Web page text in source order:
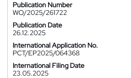
Publication Number
WO/2025/261722
Publication Date
26.12.2025
International Application No.
PCT/EP2025/064368
International Filing Date
23.05.2025